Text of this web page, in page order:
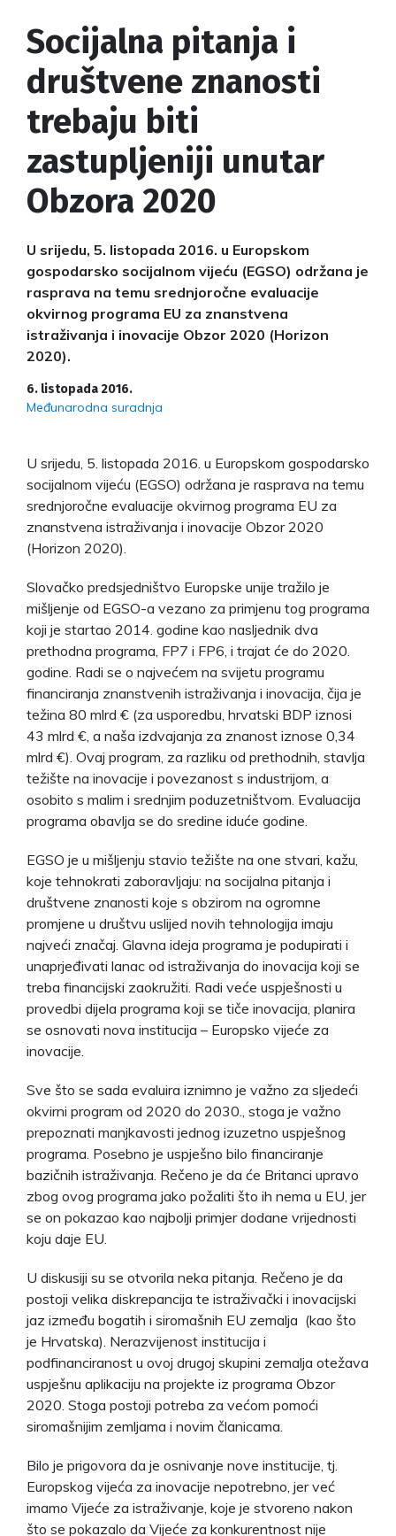
Socijalna pitanja i
društvene znanosti
trebaju biti
zastupljeniji unutar
Obzora 2020
U srijedu, 5. listopada 2016. u Europskom
gospodarsko socijalnom vijeću (EGSO) održana je
rasprava na temu srednjoročne evaluacije
okvirnog programa EU za znanstvena
istraživanja i inovacije Obzor 2020 (Horizon
2020).
6. listopada 2016.
Međunarodna suradnja
U srijedu, 5. listopada 2016. u Europskom gospodarsko
socijalnom vijeću (EGSO) održana je rasprava na temu
srednjoročne evaluacije okvirnog programa EU za
znanstvena istraživanja i inovacije Obzor 2020
(Horizon 2020).
Slovačko predsjedništvo Europske unije tražilo je
mišljenje od EGSO-a vezano za primjenu tog programa
koji je startao 2014. godine kao nasljednik dva
prethodna programa, FP7 i FP6, i trajat će do 2020.
godine. Radi se o najvećem na svijetu programu
financiranja znanstvenih istraživanja i inovacija, čija je
težina 80 mlrd € (za usporedbu, hrvatski BDP iznosi
43 mlrd €, a naša izdvajanja za znanost iznose 0,34
mlrd €). Ovaj program, za razliku od prethodnih, stavlja
težište na inovacije i povezanost s industrijom, a
osobito s malim i srednjim poduzetništvom. Evaluacija
programa obavlja se do sredine iduće godine.
EGSO je u mišljenju stavio težište na one stvari, kažu,
koje tehnokrati zaboravljaju: na socijalna pitanja i
društvene znanosti koje s obzirom na ogromne
promjene u društvu uslijed novih tehnologija imaju
najveći značaj. Glavna ideja programa je podupirati i
unaprjeđivati lanac od istraživanja do inovacija koji se
treba financijski zaokružiti. Radi veće uspješnosti u
provedbi dijela programa koji se tiče inovacija, planira
se osnovati nova institucija – Europsko vijeće za
inovacije.
Sve što se sada evaluira iznimno je važno za sljedeći
okvirni program od 2020 do 2030., stoga je važno
prepoznati manjkavosti jednog izuzetno uspješnog
programa. Posebno je uspješno bilo financiranje
bazičnih istraživanja. Rečeno je da će Britanci upravo
zbog ovog programa jako požaliti što ih nema u EU, jer
se on pokazao kao najbolji primjer dodane vrijednosti
koju daje EU.
U diskusiji su se otvorila neka pitanja. Rečeno je da
postoji velika diskrepancija te istraživački i inovacijski
jaz između bogatih i siromašnih EU zemalja (kao što
je Hrvatska). Nerazvijenost institucija i
podfinanciranost u ovoj drugoj skupini zemalja otežava
uspješnu aplikaciju na projekte iz programa Obzor
2020. Stoga postoji potreba za većom pomoći
siromašnijim zemljama i novim članicama.
Bilo je prigovora da je osnivanje nove institucije, tj.
Europskog vijeća za inovacije nepotrebno, jer već
imamo Vijeće za istraživanje, koje je stvoreno nakon
što se pokazalo da Vijeće za konkurentnost nije